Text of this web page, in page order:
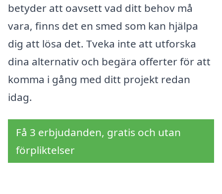
betyder att oavsett vad ditt behov må
vara, finns det en smed som kan hjälpa
dig att lösa det. Tveka inte att utforska
dina alternativ och begära offerter för att
komma i gång med ditt projekt redan
idag.
Få 3 erbjudanden, gratis och utan
förpliktelser